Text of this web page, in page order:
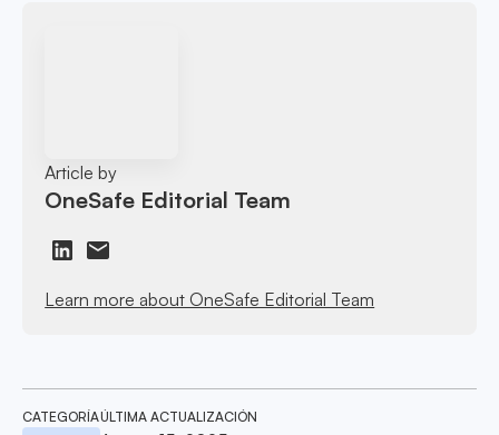
Article by
OneSafe Editorial Team
Learn more about OneSafe Editorial Team
CATEGORÍAÚLTIMA ACTUALIZACIÓN